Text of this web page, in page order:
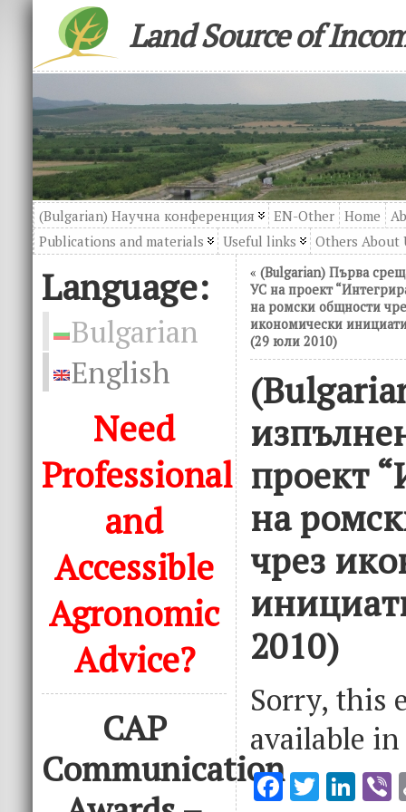
Land Source of
(Bulgarian) Научна конференция EN-Other Home
Publications and materials
Useful links Others About
Language:
Bulgarian
English
Need
Professional
and
Accessible
Agronomic
Advice?
CAP
Communication
« (Bulgarian) Първа
УС на проект
на ромски общности
икономически
(29 юли 2010)
проект
на
чрез
2010)
Sorry, this
available in
F T Li